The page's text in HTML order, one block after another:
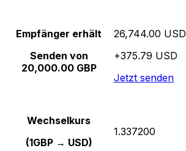
Empfänger erhält
Senden von
20,000.00 GBP
26,744.00 USD
+375.79 USD
Jetzt senden
Wechselkurs
(1GBP → USD)
1.337200